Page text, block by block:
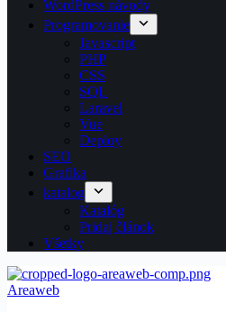
WordPress návody
Programovanie
Javascript
PHP
CSS
SQL
Laravel
Vue
Deploy
SEO
Grafika
katalog
Katalóg
Pridaj článok
Všetky
Areaweb